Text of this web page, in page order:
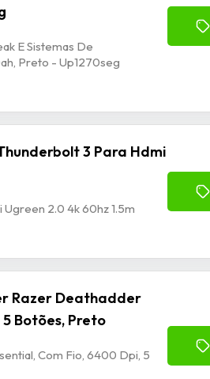
E Sistemas De
Preto - Up1270seg
3 Para Hdmi
2.0 4k 60hz 1.5m
Razer Deathadder
Botões, Preto
Com Fio, 6400 Dpi, 5